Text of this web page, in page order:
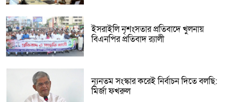
ইসরাইলি নৃশংসতার প্রতিবাদে খুলনায়
বিএনপির প্রতিবাদ র‌্যালী
ন্যূনতম সংস্কার করেই নির্বাচন দিতে বলছি:
মির্জা ফখরুল